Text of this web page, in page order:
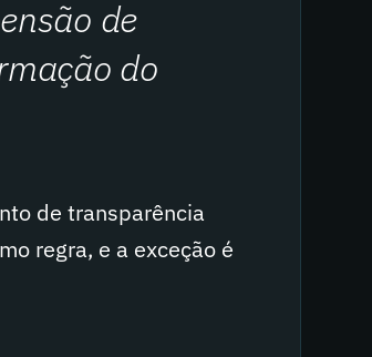
de
do
de transparência
regra, e a exceção é